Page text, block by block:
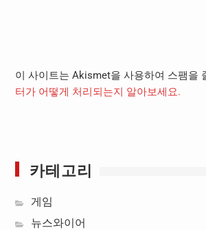
이 사이트는 Akismet을 사용하여 스팸을
터가 어떻게 처리되는지 알아보세요.
카테고리
게임
뉴스와이어